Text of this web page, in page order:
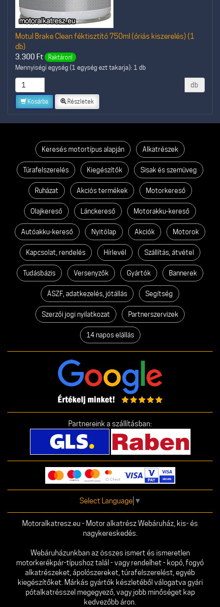
Motul Brake Clean féktisztító 750ml (óriás kiszerelés) (1
db)
3.300 Ft Raktáron!
Mennyiségi egység (1 egység ezt takarja): 1 db
db
Kosárba Részletek
Keresés motortípus alapján Alkatrészek
Túrafelszerelés Kiegészítők Sisak és szemüveg
Ruházat Akciós termékek Motorkereső
Olajkereső Lánckereső Motorakku-kereső
Autóakku-kereső Nyitólap Akciók Motorok
Kapcsolat, rendelés Hírlevél Szállítás, átvétel
Tudásbázis Versenyzők Gyártók Bannerek
ÁSZF, adatkezelés, jótállás Segítség
Szerzői jogi nyilatkozat Partnerszervizek
14 napos elállás
Partnereink a szállításban:
Select Language ▼
Motoralkatresz.eu - Motor alkatrész Webáruház, kis- és
nagykereskedés.
Webáruházunkban az összes ismert és ismeretlen
motorkerékpár-típushoz talál - vagy rendelhet - kopó, fogyó
alkatrészeket, ápolószereket, túrafelszerelést, egyéb
kiegészítőket. Márkás gyártók készletéből válogatva gyári
pótalkatrésszel megegyező, vagy jobb minőséget kap
kedvezőbb áron.